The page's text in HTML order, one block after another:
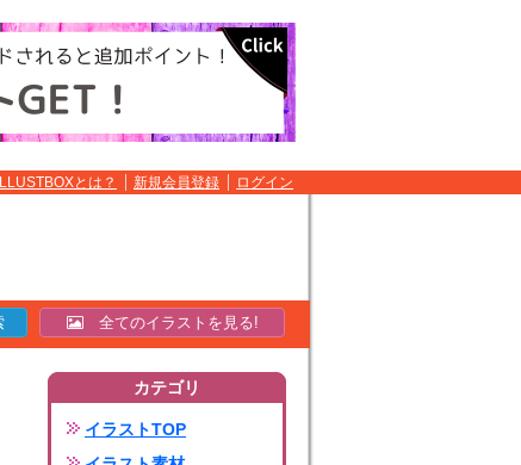
ILLUSTBOXとは？ 新規会員登録 ログイン
全てのイラストを見る!
カテゴリ
イラストTOP